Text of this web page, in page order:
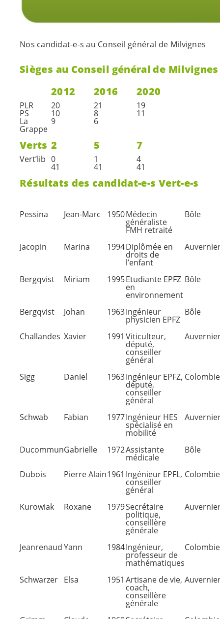
Nos candidat-e-s au Conseil général de Milvignes
Sièges au Conseil général de Milvignes
2012
2016 2020
PLR 20 21 19
PS 10 8 11
La
Grappe
9 6
Verts 2 5 7
Vert’lib 0 1 4
41 41 41
Résultats descandidat-e-s Vert-e-s
Pessina Jean-Marc 1950Médecin
généraliste
FMH retraité
Bôle
Jacopin Marina 1994Diplômée en
droits de
l’enfant
Bergqvist Miriam 1995Etudiante EPFZ
en
environnement
Bôle
Bergqvist Johan 1963Ingénieur
physicien EPFZ
Bôle
Challandes Xavier 1991 Viticulteur,
député,
conseiller
général
Sigg Daniel 1963Ingénieur EPFZ,
député,
conseiller
général
Schwab Fabian 1977Ingénieur HES
spécialisé en
mobilité
DucommunGabrielle 1972Assistante
médicale
Bôle
Dubois Pierre Alain1961 Ingénieur EPFL,
conseiller
général
Kurowiak Roxane 1979Secrétaire
politique,
conseillère
générale
JeanrenaudYann 1984Ingénieur,
professeur de
mathématiques
Schwarzer Elsa 1951 Artisane de vie,
coach,
conseillère
générale